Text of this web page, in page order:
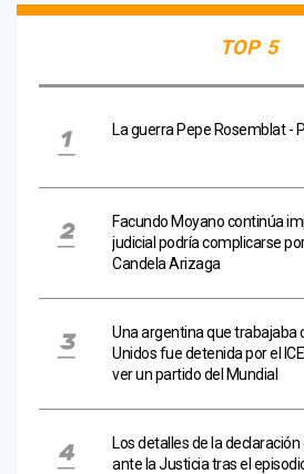
TOP 5
La guerra Pepe Rosemblat -
Facundo Moyano continúa
judicial podría complicarse
Candela Arizaga
Una argentina que trabajaba
Unidos fue detenida por el
ver un partido del Mundial
Los detalles de la
ante la Justicia tras el